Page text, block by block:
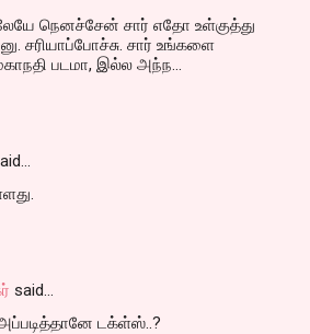
நெனச்சேன் சார் எதோ உள்குத்து
சரியாப்போச்சு. சார் உங்களை
படமா, இல்ல அந்ந...
said…
டக்ள்ஸ்..?